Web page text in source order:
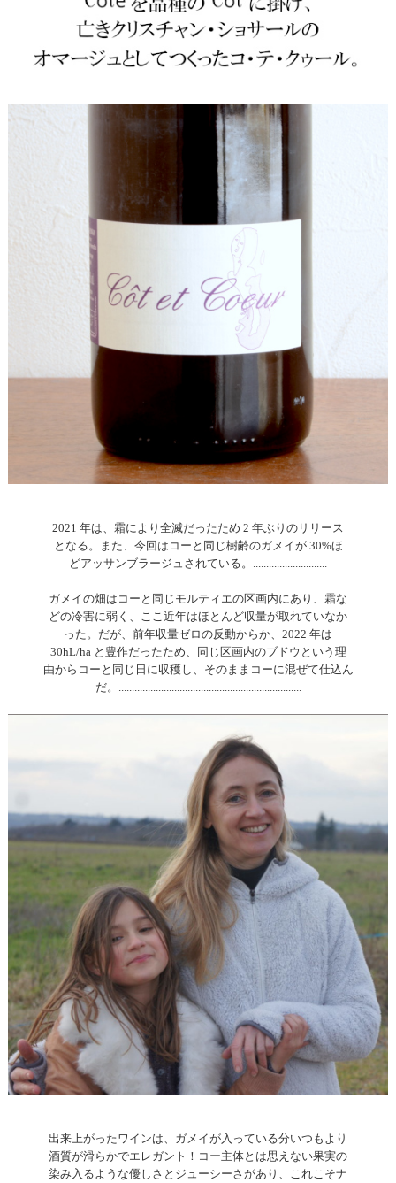
2021 年は、霜により全滅だったため 2 年ぶりのリリース
となる。また、今回はコーと同じ樹齢のガメイが 30%ほ
どアッサンブラージュされている。............................
ガメイの畑はコーと同じモルティエの区画内にあり、霜な
どの冷害に弱く、ここ近年はほとんど収量が取れていなか
った。だが、前年収量ゼロの反動からか、2022 年は
30hL/ha と豊作だったため、同じ区画内のブドウという理
由からコーと同じ日に収穫し、そのままコーに混ぜて仕込ん
だ。.....................................................................
出来上がったワインは、ガメイが入っている分いつもより
酒質が滑らかでエレガント！コー主体とは思えない果実の
染み入るような優しさとジューシーさがあり、これこそナ